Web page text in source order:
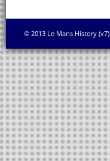
© 2013 Le Mans History (v7)